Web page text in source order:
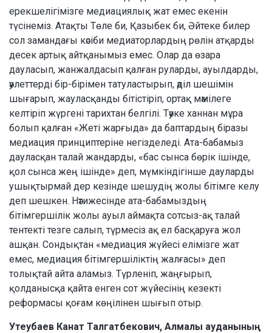
ерекшелігімізге медиациялық жат емес екенін
түсінеміз. Атақты Төле би, Қазыбек би, Әйтеке билер
сол замандағы кәсіби медиаторлардың рөлін атқарды
десек артық айтқанымыз емес. Олар да өзара
дауласып, жанжалдасып қалған руларды, ауылдарды,
әулеттерді бір-бірімен татуластырып, әділ шешімін
шығарып, жауласқанды бітістіріп, ортақ мәмілеге
келтіріп жүргені тарихтан белгілі. Тәуке ханнан мұра
болып қалған «Жеті жарғыда» да баптардың біразы
медиация принциптеріне негізделеді. Ата-бабамыз
дауласқан талай жандарды, «бас сынса бөрік ішінде,
қол сынса жең ішінде» деп, мүмкіндігінше дауларды
ушықтырмай дер кезінде шешудің жолы бітімге келу
деп шешкен. Нәтижесінде ата-бабамыздың
бітімгершілік жолы ауыл аймақта сотсыз-ақ талай
тентекті тезге салып, түрмесіз ақ ел басқаруға жол
ашқан. Сондықтан «медиация жүйесі елімізге жат
емес, медиация бітімгершіліктің жалғасы» деп
толықтай айта аламыз. Түрленіп, жаңғырып,
қолданысқа қайта енген сот жүйесінің кезекті
реформасы қоғам көңілінен шығып отыр.
Утеубаев Канат Талгатбекович, Алмалы ауданының